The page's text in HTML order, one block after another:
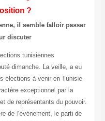
?
il semble falloir passer
discuter
tunisiennes
dimanche. La veille, a eu
élections à venir en Tunisie
exceptionnel par la
de représentants du pouvoir.
de l’événement, le parti de